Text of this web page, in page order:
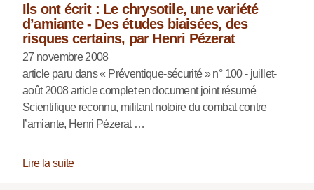
Ils ont écrit : Le chrysotile, une variété
d’amiante - Des études biaisées, des
risques certains, par Henri Pézerat
27 novembre 2008
article paru dans « Préventique-sécurité » n° 100 - juillet-
août 2008 article complet en document joint résumé
Scientifique reconnu, militant notoire du combat contre
l’amiante, Henri Pézerat …
Lire la suite